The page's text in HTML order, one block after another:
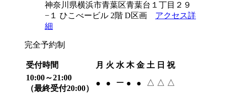
神奈川県横浜市青葉区青葉台１丁目２９
−１ ひこべービル 2階 D区画 アクセス詳
細
完全予約制
受付時間 月 火 水 木 金 土 日 祝
10:00～21:00
（最終受付20:00）
● ● ー ● ● △ △ △